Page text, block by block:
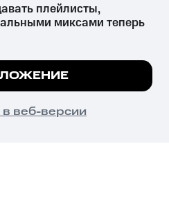
причиняет вред здоровью,
и влечёт установленную
на сайте все
плейлисты,
миксами теперь
веб-версии